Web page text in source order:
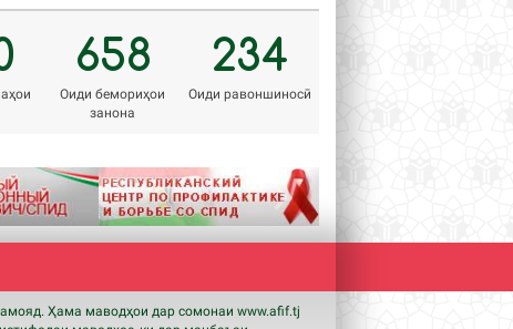
658
Оиди бемориҳои
занона
234
Оиди равоншиносӣ
Next
Ҳама маводҳои дар сомонаи www.afif.tj